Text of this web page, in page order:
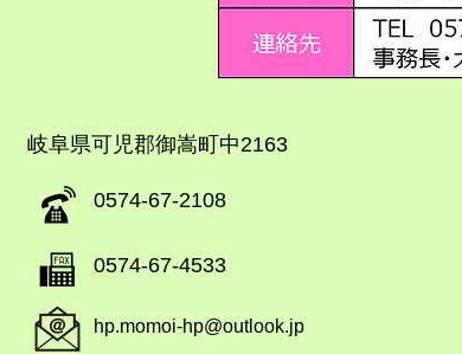
​岐阜県可児郡御嵩町中2163
​0574-67-2108
​0574-67-4533
hp.momoi-hp@outlook.jp